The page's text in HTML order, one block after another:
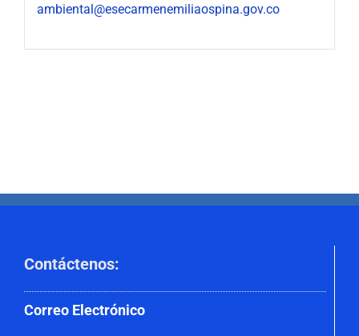
ambiental@esecarmenemiliaospina.gov.co
Contáctenos:
Correo Electrónico